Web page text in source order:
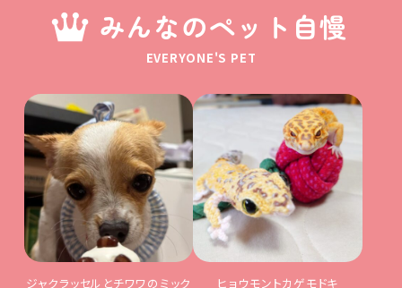
みんなのペット自慢
EVERYONE'S PET
ジャクラッセルとチワワのミック
ヒョウモントカゲモドキ